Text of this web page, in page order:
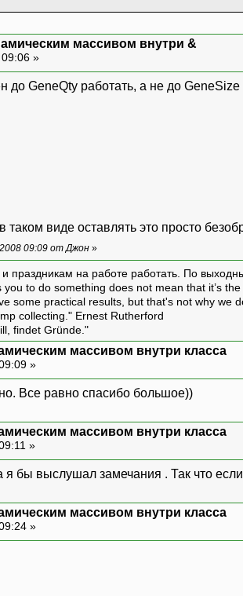
(int GQty, int GSize)//
GeneSize = GSize;
new bool* [GeneQty];
i<GeneSize; i++)
l<GeneQty; l++)
false;
i<GeneQty; i++)
delete [] Chromos[i];
i<GeneQty; i++)
j++)
";
массивом внутри &
»
GeneQty работать, а не до GeneSize
таком виде оставлять это просто
09:09 от Джон »
праздникам на работе работать. По
to do something does not mean that it’s
some practical results, but that's not why we
collecting." Ernest Rutherford
findet Gründe."
массивом внутри класса
»
Все равно спасибо большое))
массивом внутри класса
»
я бы выслушал замечания . Так что
массивом внутри класса
»